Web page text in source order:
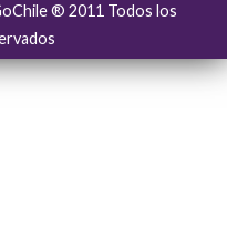
® 2011 Todos los